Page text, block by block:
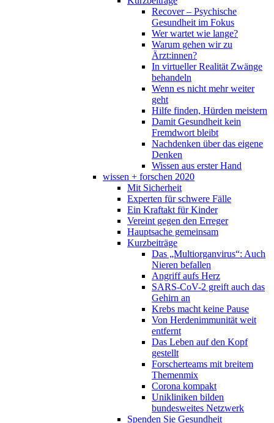
Recover – Psychische
Gesundheit im Fokus
Wer wartet wie lange?
Warum gehen wir zu
Ärzt:innen?
In virtueller Realität Zwänge
behandeln
Wenn es nicht mehr weiter
geht
Hilfe finden, Hürden meistern
Damit Gesundheit kein
Fremdwort bleibt
Nachdenken über das eigene
Denken
Wissen aus erster Hand
wissen + forschen 2020
Mit Sicherheit
Experten für schwere Fälle
Ein Kraftakt für Kinder
Vereint gegen den Erreger
Hauptsache gemeinsam
Kurzbeiträge
Das „Multiorganvirus“: Auch
Nieren befallen
Angriff aufs Herz
SARS-CoV-2 greift auch das
Gehirn an
Krebs macht keine Pause
Von Herdenimmunität weit
entfernt
Das Leben auf den Kopf
gestellt
Forscherteams mit breitem
Themenmix
Corona kompakt
Unikliniken bilden
bundesweites Netzwerk
Spenden Sie Gesundheit